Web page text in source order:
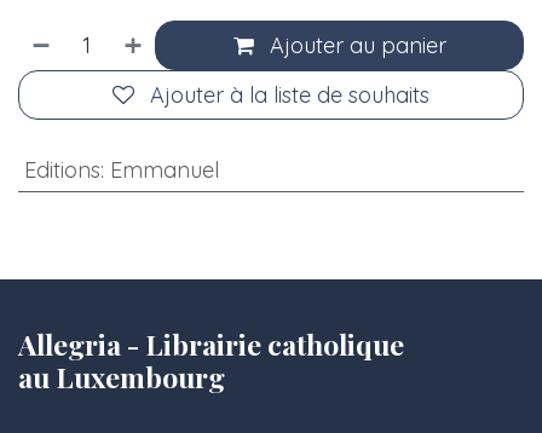
Ajouter au panier
Ajouter à la liste de souhaits
Editions: Emmanuel
Allegria - Librairie catholique
au Luxembourg